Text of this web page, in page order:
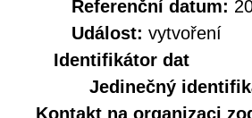
Referenční datum:
Událost: vytvoření
Identifikátor dat
Jedinečný
Kontakt na organizaci